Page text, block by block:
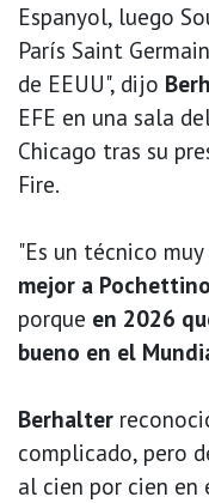
Espanyol, luego
París Saint
de EEUU", dijo
EFE en una sala
Chicago tras su
Fire.
"Es un técnico
mejor a Pochettino
porque en 2026
bueno en el
Berhalter
complicado, pero
al cien por cien en